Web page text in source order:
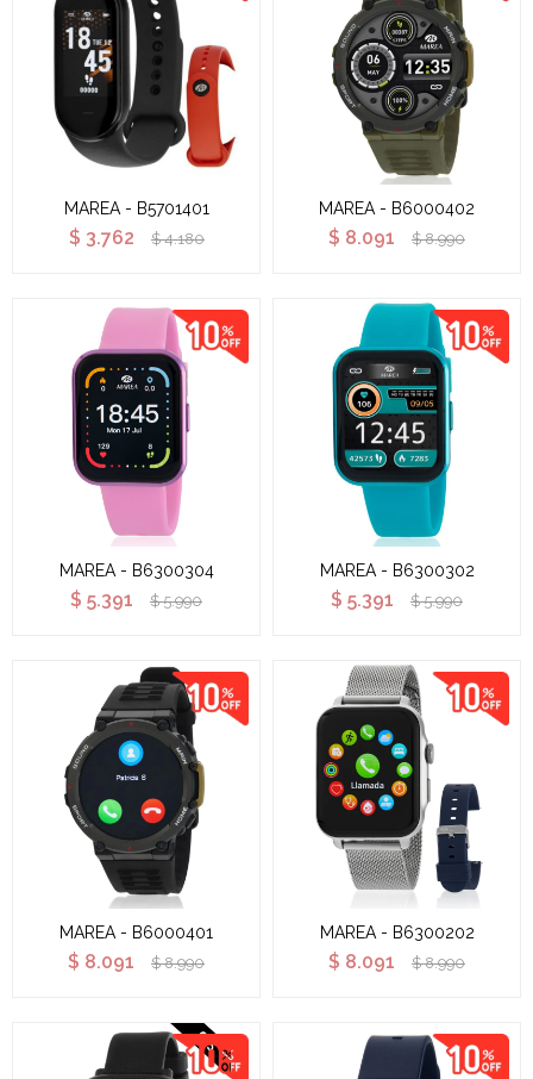
MAREA - B5701401
$ 3.762 $ 4.180
MAREA - B6000402
$ 8.091 $ 8.990
MAREA - B6300304
$ 5.391 $ 5.990
MAREA - B6300302
$ 5.391 $ 5.990
MAREA - B6000401
$ 8.091 $ 8.990
MAREA - B6300202
$ 8.091 $ 8.990